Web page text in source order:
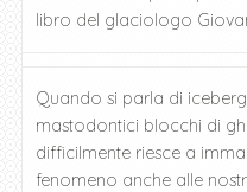
libro del glaciologo
Quando si parla di
mastodontici blocchi di
difficilmente riesce a
fenomeno anche alle